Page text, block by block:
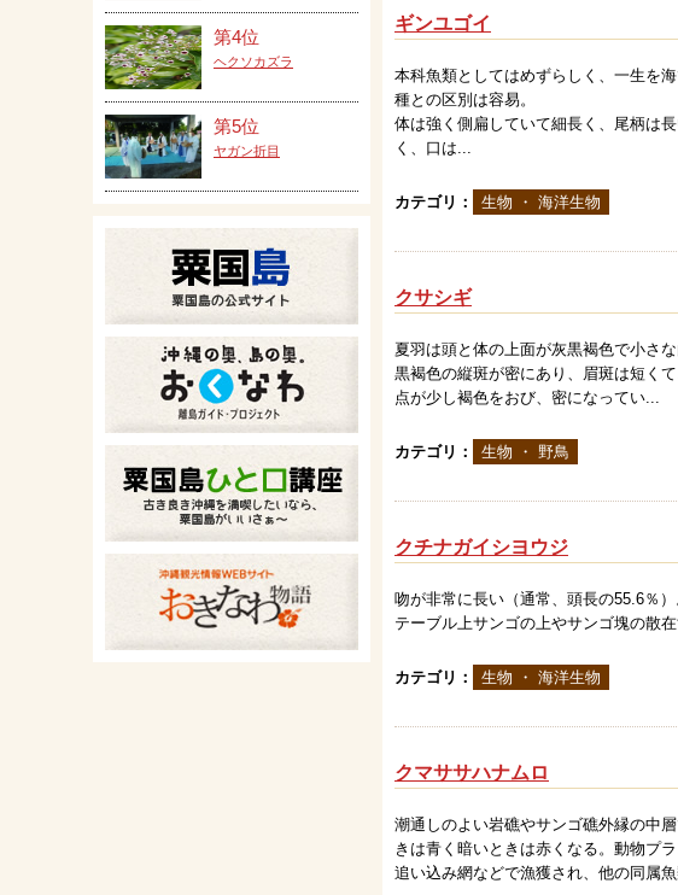
ギンユゴイ
本科魚類としてはめずらしく、一生を
種との区別は容易。
体は強く側扁していて細長く、尾柄は
く、口は...
カテゴリ： 生物 ・ 海洋生物
クサシギ
夏羽は頭と体の上面が灰黒褐色で小さ
黒褐色の縦斑が密にあり、眉斑は短く
点が少し褐色をおび、密になってい...
カテゴリ： 生物 ・ 野鳥
クチナガイシヨウジ
吻が非常に長い（通常、頭長の55.6％）
テーブル上サンゴの上やサンゴ塊の散
カテゴリ： 生物 ・ 海洋生物
クマササハナムロ
潮通しのよい岩礁やサンゴ礁外縁の中
きは青く暗いときは赤くなる。動物プ
追い込み網などで漁獲され、他の同属
第4位
ヘクソカズラ
第5位
ヤガン折目